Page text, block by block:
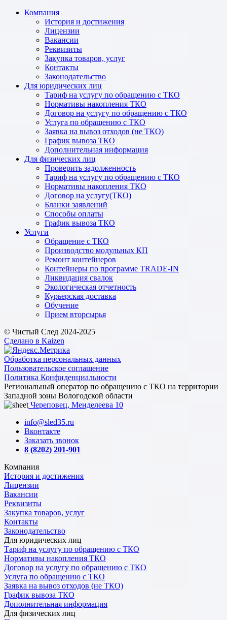
Компания
История и достижения
Лицензии
Вакансии
Реквизиты
Закупка товаров, услуг
Контакты
Законодательство
Для юридических лиц
Тариф на услугу по обращению с ТКО
Нормативы накопления ТКО
Договор на услугу по обращению с ТКО
Услуга по обращению с ТКО
Заявка на вывоз отходов (не ТКО)
График вывоза ТКО
Дополнительная информация
Для физических лиц
Проверить задолженность
Тариф на услугу по обращению с ТКО
Нормативы накопления ТКО
Договор на услугу(ТКО)
Бланки заявлений
Способы оплаты
График вывоза ТКО
Услуги
Обращение с ТКО
Производство модульных КП
Ремонт контейнеров
Контейнеры по программе TRADE-IN
Ликвидация свалок
Экологическая отчетность
Курьерская доставка
Обучение
Прием вторсырья
© Чистый След 2024-2025
Сделано в Kaizen
Обработка персональных данных
Пользовательское соглашение
Политика Конфиденциальности
Региональный оператор по обращению с ТКО на территории
Западной зоны Вологодской области
Череповец, Менделеева 10
info@sled35.ru
Вконтакте
Заказать звонок
8 (8202) 201-901
Компания
История и достижения
Лицензии
Вакансии
Реквизиты
Закупка товаров, услуг
Контакты
Законодательство
Для юридических лиц
Тариф на услугу по обращению с ТКО
Нормативы накопления ТКО
Договор на услугу по обращению с ТКО
Услуга по обращению с ТКО
Заявка на вывоз отходов (не ТКО)
График вывоза ТКО
Дополнительная информация
Для физических лиц